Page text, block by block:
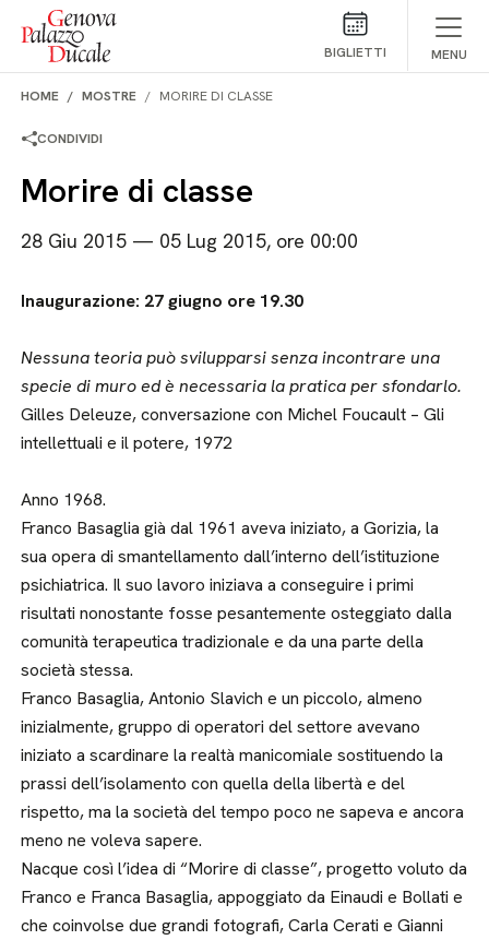
Salta al contenuto
BIGLIETTI MENU
HOME MOSTRE MORIRE DI CLASSE
CONDIVIDI
Morire di classe
28 Giu 2015 — 05 Lug 2015, ore 00:00
Inaugurazione: 27 giugno ore 19.30
Nessuna teoria può svilupparsi senza incontrare una
specie di muro ed è necessaria la pratica per sfondarlo.
Gilles Deleuze, conversazione con Michel Foucault – Gli
intellettuali e il potere, 1972
Anno 1968.
Franco Basaglia già dal 1961 aveva iniziato, a Gorizia, la
sua opera di smantellamento dall’interno dell’istituzione
psichiatrica. Il suo lavoro iniziava a conseguire i primi
risultati nonostante fosse pesantemente osteggiato dalla
comunità terapeutica tradizionale e da una parte della
società stessa.
Franco Basaglia, Antonio Slavich e un piccolo, almeno
inizialmente, gruppo di operatori del settore avevano
iniziato a scardinare la realtà manicomiale sostituendo la
prassi dell’isolamento con quella della libertà e del
rispetto, ma la società del tempo poco ne sapeva e ancora
meno ne voleva sapere.
Nacque così l’idea di “Morire di classe”, progetto voluto da
Franco e Franca Basaglia, appoggiato da Einaudi e Bollati e
che coinvolse due grandi fotografi, Carla Cerati e Gianni